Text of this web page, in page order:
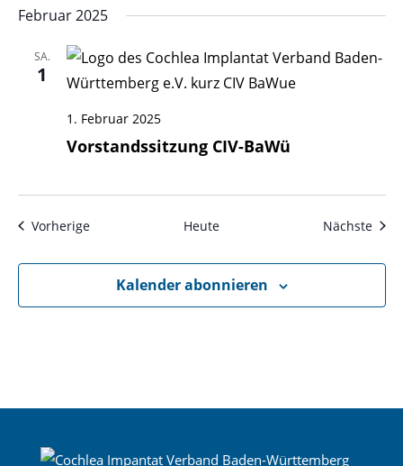
Februar 2025
SA.
1
Vorstandssitzung CIV-BaWü
1. Februar 2025
VorherigeVeranstaltungenHeute Nächste
Kalender abonnieren